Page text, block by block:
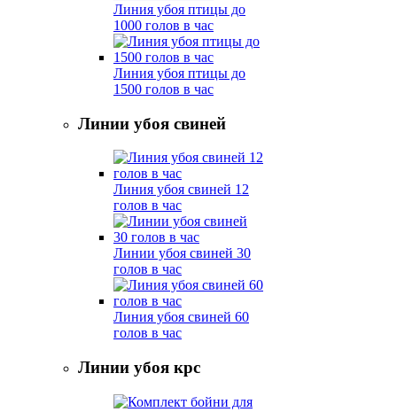
Линия убоя птицы до
1000 голов в час
Линия убоя птицы до
1500 голов в час
Линии убоя свиней
Линия убоя свиней 12
голов в час
Линии убоя свиней 30
голов в час
Линия убоя свиней 60
голов в час
Линии убоя крс